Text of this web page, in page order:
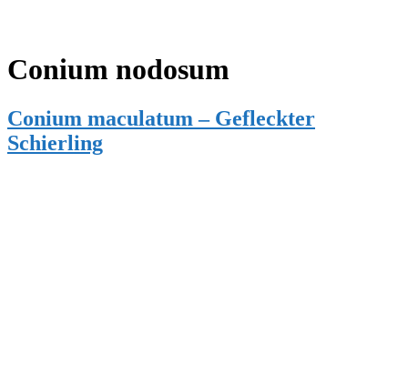
Conium nodosum
Conium maculatum – Gefleckter
Schierling